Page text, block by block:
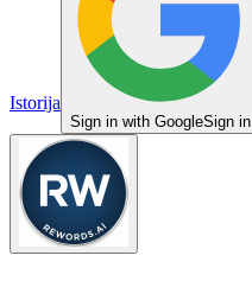
Istorija
Sign in with GoogleSign in